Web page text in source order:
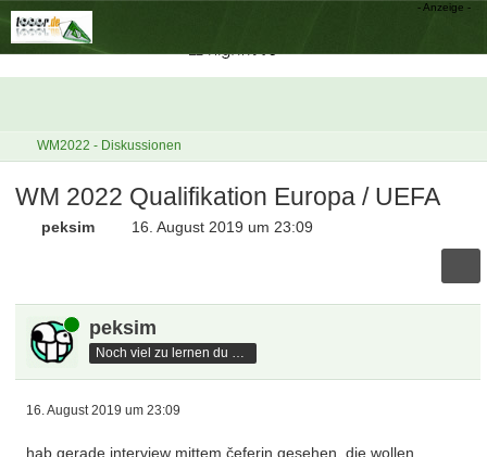
WM2022 - Diskussionen
WM 2022 Qualifikation Europa / UEFA
peksim 16. August 2019 um 23:09
Online peksim
16. August 2019 um 23:09
hab gerade interview mittem čeferin gesehen, die wollen